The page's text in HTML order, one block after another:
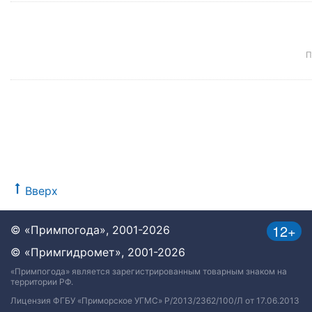
Вверх
12+
© «Примпогода», 2001-2026
© «Примгидромет», 2001-2026
«Примпогода» является зарегистрированным товарным знаком на
территории РФ.
Лицензия ФГБУ «Приморское УГМС» Р/2013/2362/100/Л от 17.06.2013